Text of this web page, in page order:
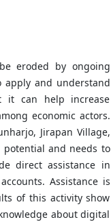
eroded by ongoing
apply and understand
it can help increase
economic actors.
Jirapan Village,
potential and needs to
direct assistance in
Assistance is
of this activity show
about digital